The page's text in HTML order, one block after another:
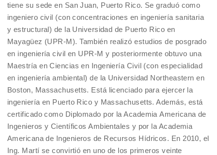
tiene su sede en San Juan, Puerto Rico. Se graduó como
ingeniero civil (con concentraciones en ingeniería sanitaria
y estructural) de la Universidad de Puerto Rico en
Mayagüez (UPR-M). También realizó estudios de posgrado
en ingeniería civil en UPR-M y posteriormente obtuvo una
Maestría en Ciencias en Ingeniería Civil (con especialidad
en ingeniería ambiental) de la Universidad Northeastern en
Boston, Massachusetts. Está licenciado para ejercer la
ingeniería en Puerto Rico y Massachusetts. Además, está
certificado como Diplomado por la Academia Americana de
Ingenieros y Científicos Ambientales y por la Academia
Americana de Ingenieros de Recursos Hídricos. En 2010, el
Ing. Martí se convirtió en uno de los primeros veinte